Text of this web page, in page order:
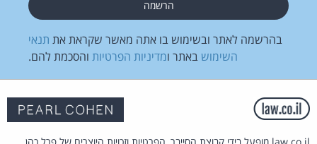
בהרשמה לאתר ובשימוש בו אתה מאשר שקראת את תנאי
השימוש באתר ומדיניות הפרטיות והסכמת להם.